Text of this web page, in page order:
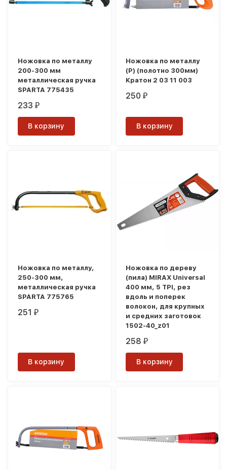
Ножовка по металлу
200-300 мм
металлическая ручка
SPARTA 775435
233₽
В корзину
Ножовка по металлу
(P) (полотно 300мм)
Кратон 2 03 11 003
250₽
В корзину
Ножовка по металлу,
250-300 мм,
металлическая ручка
SPARTA 775765
251₽
В корзину
Ножовка по дереву
(пила) MIRAX Universal
400 мм, 5 TPI, рез
вдоль и поперек
волокон, для крупных
и средних заготовок
1502-40_z01
258₽
В корзину